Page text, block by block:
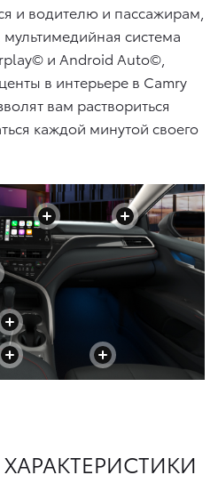
и водителю и пассажирам,
система
и Android Auto©,
в интерьере в Camry
вам раствориться
каждой минутой своего
+
+
+ +
+